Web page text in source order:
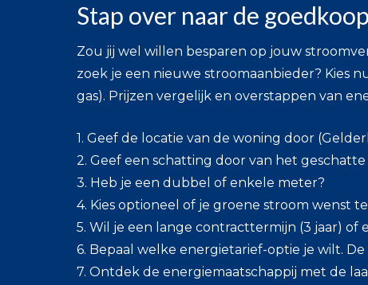
Stap over naar de
Zou jij wel willen besparen op jouw
zoek je een nieuwe stroomaanbieder? Kies
gas). Prijzen vergelijk en overstappen van
1. Geef de locatie van de woning door
2. Geef een schatting door van het
3. Heb je een dubbel of enkele meter?
4. Kies optioneel of je groene stroom wenst
5. Wil je een lange contracttermijn (3 jaar) of
6. Bepaal welke energietarief-optie je wilt.
7. Ontdek de energiemaatschappij met de